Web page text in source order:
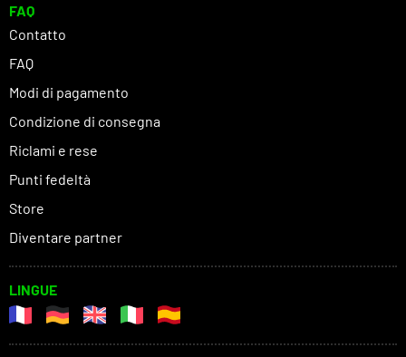
FAQ
Contatto
FAQ
Modi di pagamento
Condizione di consegna
Riclami e rese
Punti fedeltà
Store
Diventare partner
LINGUE